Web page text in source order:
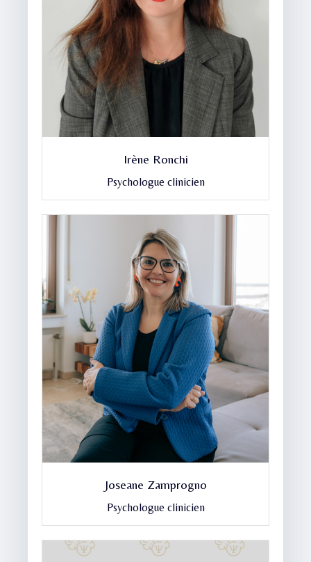
Irène Ronchi
Psychologue clinicien
Joseane Zamprogno
Psychologue clinicien